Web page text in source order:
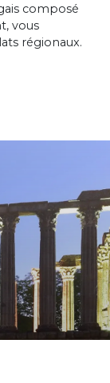
composé
vous
régionaux.